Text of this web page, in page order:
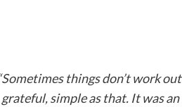
things don’t work out
simple as that. It was an